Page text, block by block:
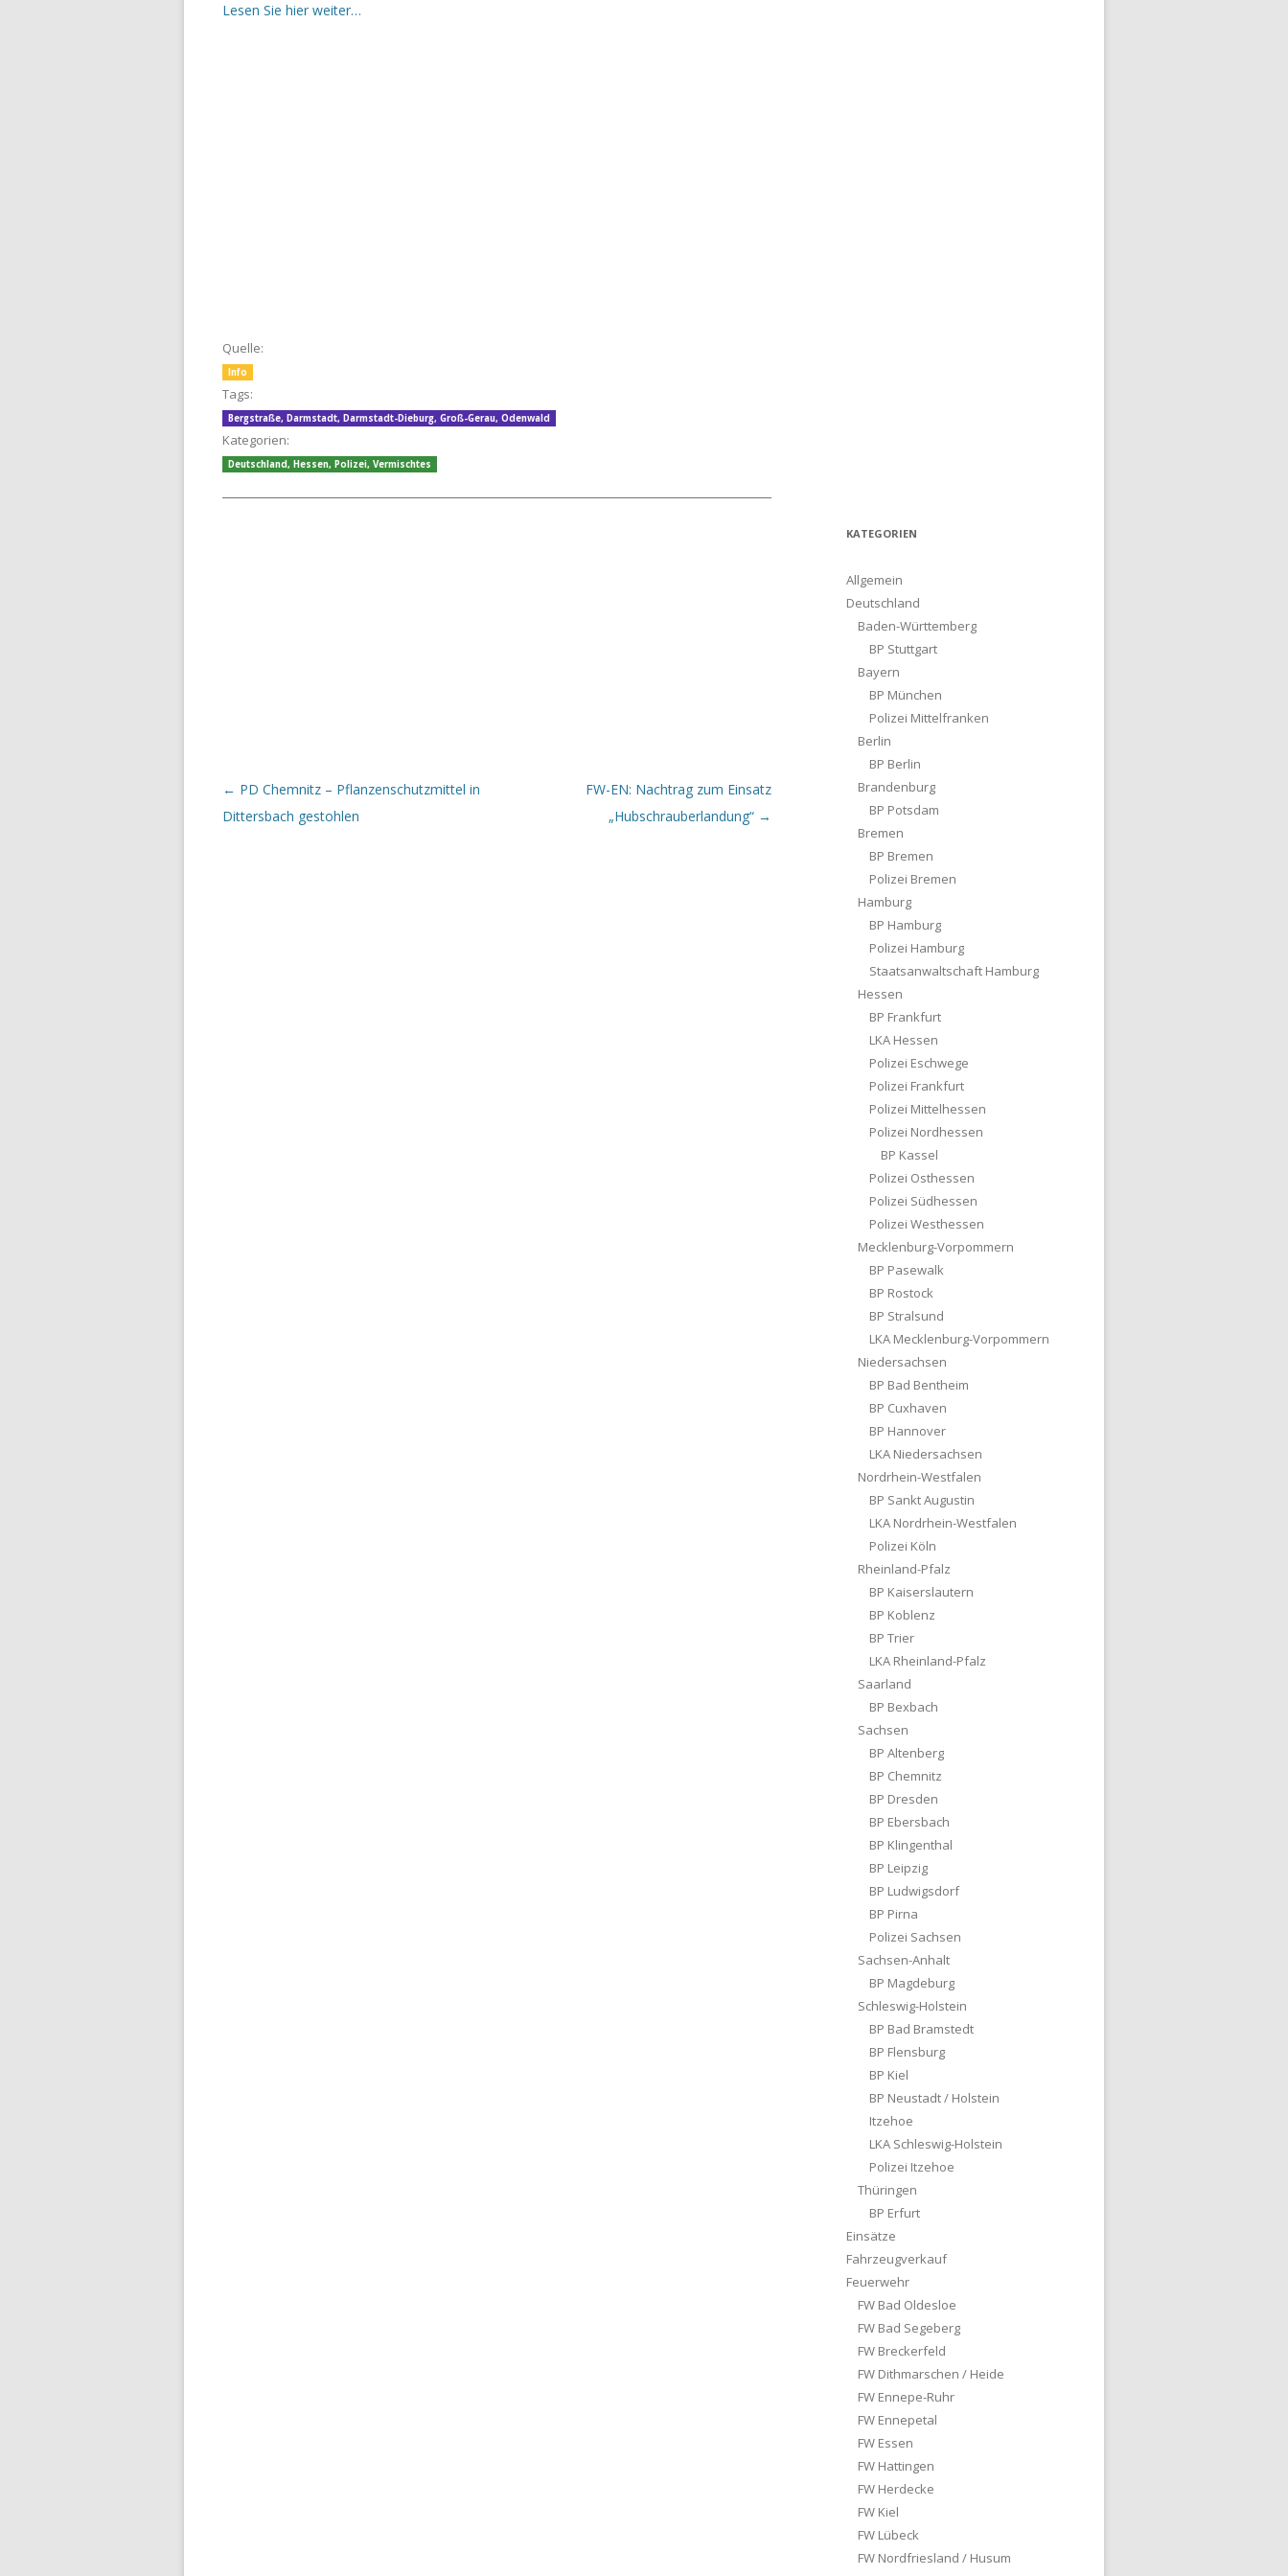
Lesen Sie hier weiter…
Quelle:
Info
Tags:
Bergstraße, Darmstadt, Darmstadt-Dieburg, Groß-Gerau, Odenwald
Kategorien:
Deutschland, Hessen, Polizei, Vermischtes
Beitrags-Navigation
← PD Chemnitz – Pflanzenschutzmittel in
Dittersbach gestohlen
FW-EN: Nachtrag zum Einsatz
„Hubschrauberlandung“ →
KATEGORIEN
Allgemein
Deutschland
Baden-Württemberg
BP Stuttgart
Bayern
BP München
Polizei Mittelfranken
Berlin
BP Berlin
Brandenburg
BP Potsdam
Bremen
BP Bremen
Polizei Bremen
Hamburg
BP Hamburg
Polizei Hamburg
Staatsanwaltschaft Hamburg
Hessen
BP Frankfurt
LKA Hessen
Polizei Eschwege
Polizei Frankfurt
Polizei Mittelhessen
Polizei Nordhessen
BP Kassel
Polizei Osthessen
Polizei Südhessen
Polizei Westhessen
Mecklenburg-Vorpommern
BP Pasewalk
BP Rostock
BP Stralsund
LKA Mecklenburg-Vorpommern
Niedersachsen
BP Bad Bentheim
BP Cuxhaven
BP Hannover
LKA Niedersachsen
Nordrhein-Westfalen
BP Sankt Augustin
LKA Nordrhein-Westfalen
Polizei Köln
Rheinland-Pfalz
BP Kaiserslautern
BP Koblenz
BP Trier
LKA Rheinland-Pfalz
Saarland
BP Bexbach
Sachsen
BP Altenberg
BP Chemnitz
BP Dresden
BP Ebersbach
BP Klingenthal
BP Leipzig
BP Ludwigsdorf
BP Pirna
Polizei Sachsen
Sachsen-Anhalt
BP Magdeburg
Schleswig-Holstein
BP Bad Bramstedt
BP Flensburg
BP Kiel
BP Neustadt / Holstein
Itzehoe
LKA Schleswig-Holstein
Polizei Itzehoe
Thüringen
BP Erfurt
Einsätze
Fahrzeugverkauf
Feuerwehr
FW Bad Oldesloe
FW Bad Segeberg
FW Breckerfeld
FW Dithmarschen / Heide
FW Ennepe-Ruhr
FW Ennepetal
FW Essen
FW Hattingen
FW Herdecke
FW Kiel
FW Lübeck
FW Nordfriesland / Husum